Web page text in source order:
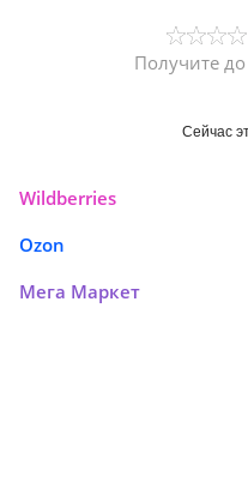
Получите
Сейчас
Wildberries
Ozon
Мега Маркет